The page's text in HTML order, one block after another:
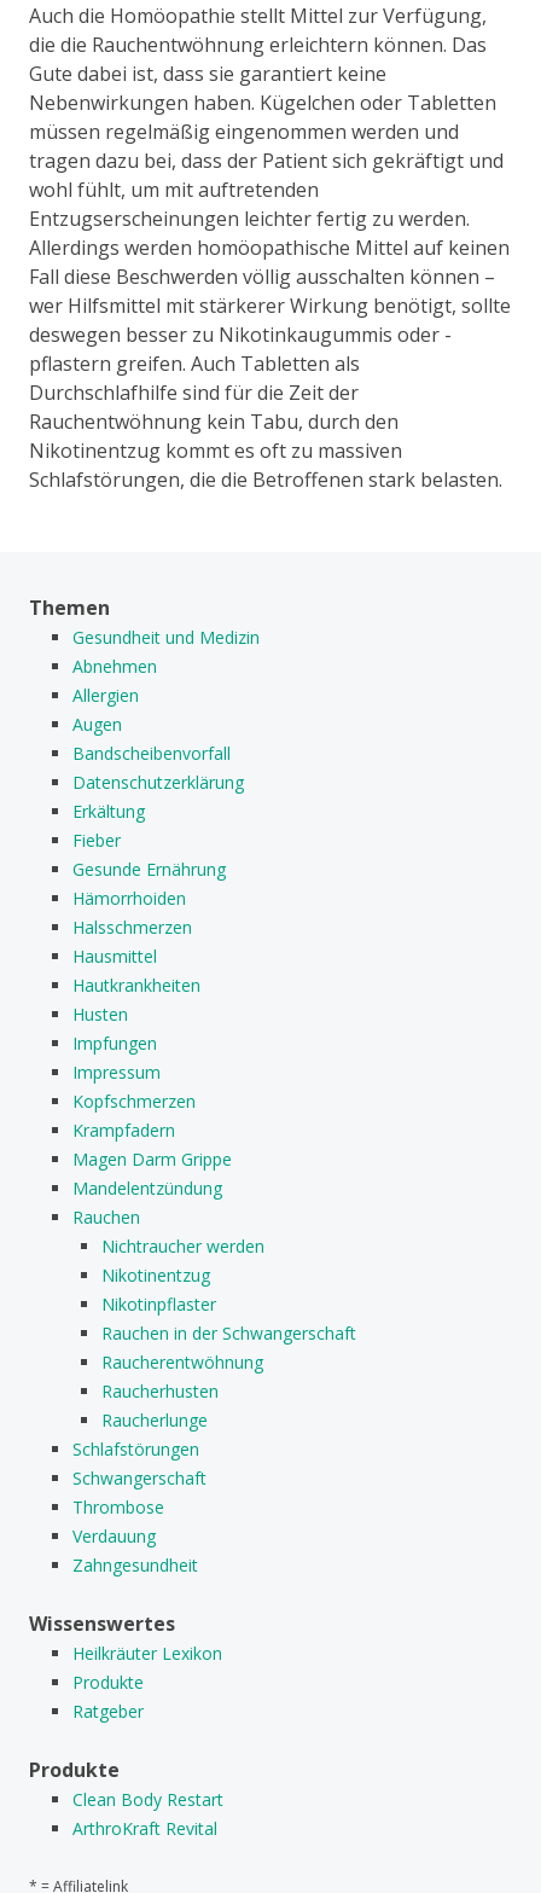
Auch die Homöopathie stellt Mittel zur Verfügung,
die die Rauchentwöhnung erleichtern können. Das
Gute dabei ist, dass sie garantiert keine
Nebenwirkungen haben. Kügelchen oder Tabletten
müssen regelmäßig eingenommen werden und
tragen dazu bei, dass der Patient sich gekräftigt und
wohl fühlt, um mit auftretenden
Entzugserscheinungen leichter fertig zu werden.
Allerdings werden homöopathische Mittel auf keinen
Fall diese Beschwerden völlig ausschalten können –
wer Hilfsmittel mit stärkerer Wirkung benötigt, sollte
deswegen besser zu Nikotinkaugummis oder -
pflastern greifen. Auch Tabletten als
Durchschlafhilfe sind für die Zeit der
Rauchentwöhnung kein Tabu, durch den
Nikotinentzug kommt es oft zu massiven
Schlafstörungen, die die Betroffenen stark belasten.
Themen
Gesundheit und Medizin
Abnehmen
Allergien
Augen
Bandscheibenvorfall
Datenschutzerklärung
Erkältung
Fieber
Gesunde Ernährung
Hämorrhoiden
Halsschmerzen
Hausmittel
Hautkrankheiten
Husten
Impfungen
Impressum
Kopfschmerzen
Krampfadern
Magen Darm Grippe
Mandelentzündung
Rauchen
Nichtraucher werden
Nikotinentzug
Nikotinpflaster
Rauchen in der Schwangerschaft
Raucherentwöhnung
Raucherhusten
Raucherlunge
Schlafstörungen
Schwangerschaft
Thrombose
Verdauung
Zahngesundheit
Wissenswertes
Heilkräuter Lexikon
Produkte
Ratgeber
Produkte
Clean Body Restart
ArthroKraft Revital
* = Affiliatelink